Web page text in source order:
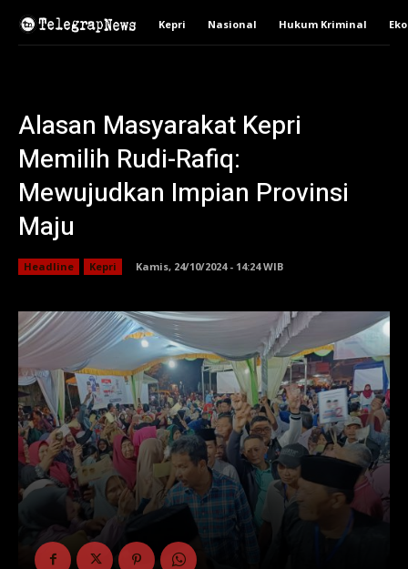
Kepri Nasional Hukum Kriminal
Alasan Masyarakat Kepri
Memilih Rudi-Rafiq:
Mewujudkan Impian Provinsi
Maju
Headline Kepri Kamis, 24/10/2024 - 14:24 WIB